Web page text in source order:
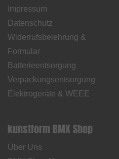
Impressum
Datenschutz
Widerrufsbelehrung &
Formular
Batterieentsorgung
Verpackungsentsorgung
Elektrogeräte & WEEE
kunstform BMX Shop
Über Uns